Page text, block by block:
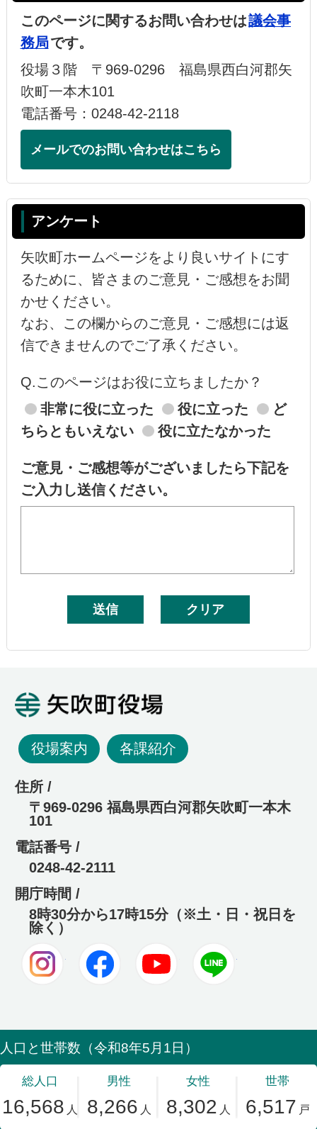
このページに関するお問い合わせは議会事
務局です。
役場３階 〒969-0296 福島県西白河郡矢
吹町一本木101
電話番号：0248-42-2118
メールでのお問い合わせはこちら
アンケート
矢吹町ホームページをより良いサイトにす
るために、皆さまのご意見・ご感想をお聞
かせください。
なお、この欄からのご意見・ご感想には返
信できませんのでご了承ください。
Q.このページはお役に立ちましたか？
非常に役に立った
役に立った
ど
ちらともいえない
役に立たなかった
ご意見・ご感想等がございましたら下記を
ご入力し送信ください。
役場案内 各課紹介
住所 /
〒969-0296 福島県西白河郡矢吹町一本木
101
電話番号 /
0248-42-2111
開庁時間 /
8時30分から17時15分（※土・日・祝日を
除く）
Instagram Facebook Youtube